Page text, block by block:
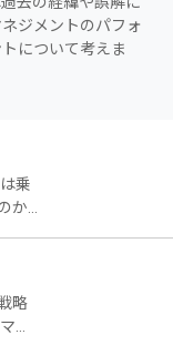
ジメントのパフォ
について考えま
乗
か
略
ネ